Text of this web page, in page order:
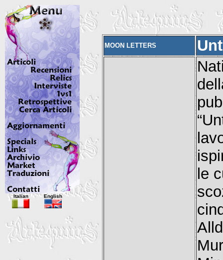
MOON LETTERS
le
Italian English